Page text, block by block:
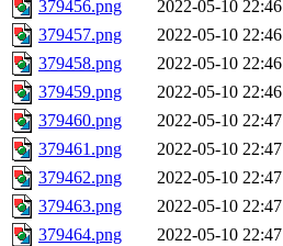
379456.png
2022-05-10 22:46
379457.png
2022-05-10 22:46
379458.png
2022-05-10 22:46
379459.png
2022-05-10 22:46
379460.png
2022-05-10 22:47
379461.png
2022-05-10 22:47
379462.png
2022-05-10 22:47
379463.png
2022-05-10 22:47
379464.png
2022-05-10 22:47